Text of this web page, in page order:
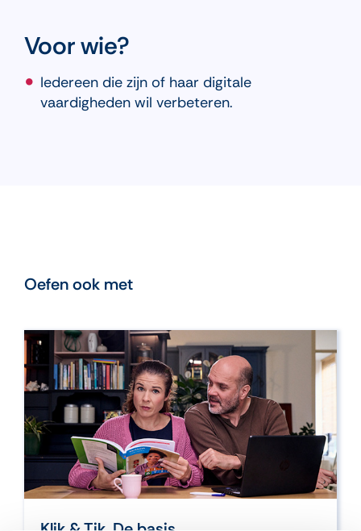
Voor wie?
Iedereen die zijn of haar digitale
vaardigheden wil verbeteren.
Oefen ook met